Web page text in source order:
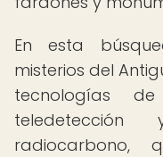
En esta
misterios del
tecnologías
radiocarbono,